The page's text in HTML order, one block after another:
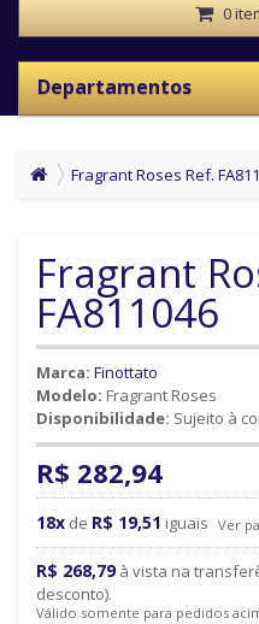
0
Departamentos
Fragrant Roses Ref.
Fragrant
FA811046
Marca: Finottato
Modelo: Fragrant Roses
Disponibilidade: Sujeito à
R$ 282,94
18x de R$ 19,51 iguais Ver
R$ 268,79à vista na
desconto).
Válido somente para pedidos